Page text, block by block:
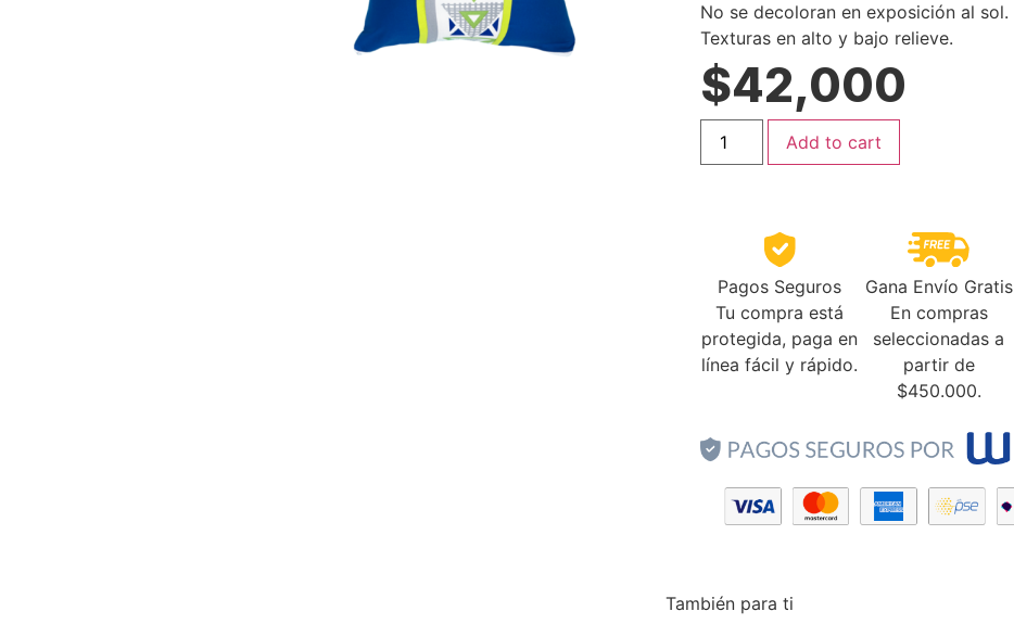
No se decoloran en exposición al sol.
Texturas en alto y bajo relieve.
$42,000
Add to cart
Pagos Seguros
Tu compra está
protegida, paga en
línea fácil y rápido.
Gana Envío Gratis
En compras
seleccionadas a
partir de
$450.000.
También para ti